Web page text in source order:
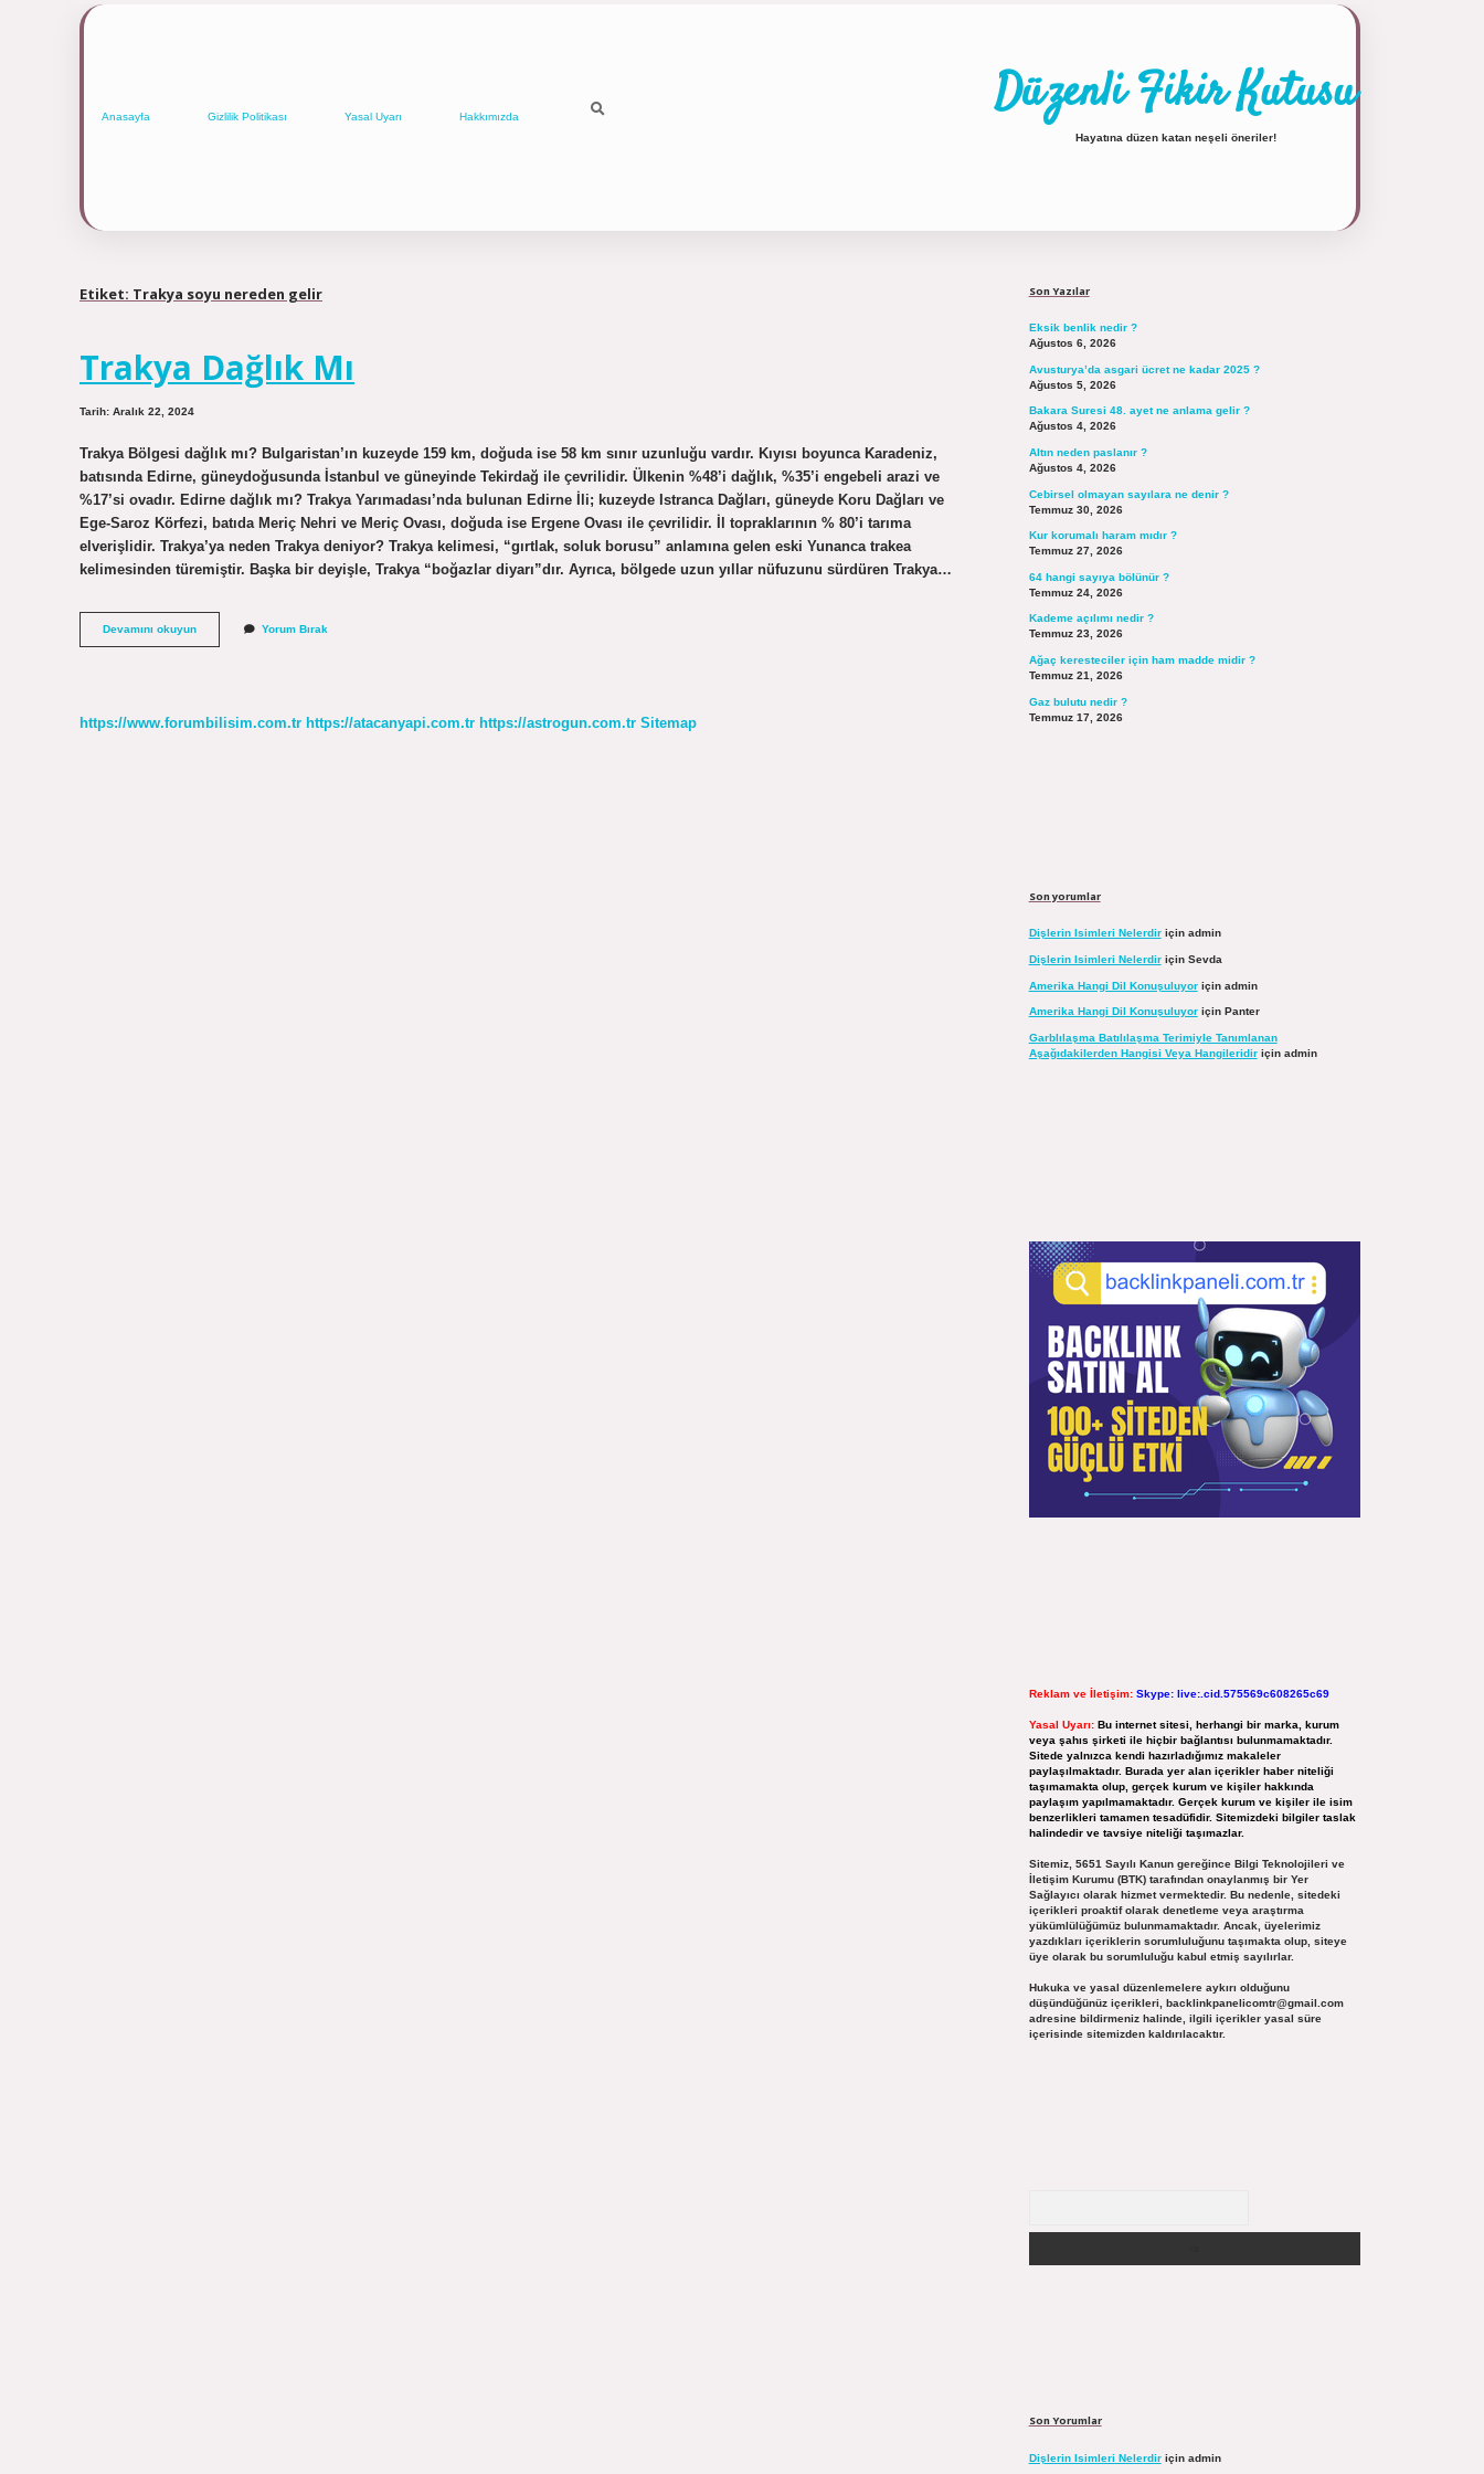
Anasayfa Gizlilik Politikası Yasal Uyarı Hakkımızda Düzenli Fikir Kutusu
Hayatına düzen katan neşeli öneriler!
Etiket: Trakya soyu nereden gelir
Trakya Dağlık Mı
Tarih: Aralık 22, 2024
Trakya Bölgesi dağlık mı? Bulgaristan’ın kuzeyde 159 km, doğuda ise 58 km sınır uzunluğu vardır. Kıyısı boyunca Karadeniz,
batısında Edirne, güneydoğusunda İstanbul ve güneyinde Tekirdağ ile çevrilidir. Ülkenin %48’i dağlık, %35’i engebeli arazi ve
%17’si ovadır. Edirne dağlık mı? Trakya Yarımadası’nda bulunan Edirne İli; kuzeyde Istranca Dağları, güneyde Koru Dağları ve
Ege-Saroz Körfezi, batıda Meriç Nehri ve Meriç Ovası, doğuda ise Ergene Ovası ile çevrilidir. İl topraklarının % 80’i tarıma
elverişlidir. Trakya’ya neden Trakya deniyor? Trakya kelimesi, “gırtlak, soluk borusu” anlamına gelen eski Yunanca trakea
kelimesinden türemiştir. Başka bir deyişle, Trakya “boğazlar diyarı”dır. Ayrıca, bölgede uzun yıllar nüfuzunu sürdüren Trakya…
Devamını okuyunTrakya
Dağlık
Yorum Bırak
https://www.forumbilisim.com.tr https://atacanyapi.com.tr https://astrogun.com.tr Sitemap
Son Yazılar
Eksik benlik nedir ?
Ağustos 6, 2026
Avusturya’da asgari ücret ne kadar 2025 ?
Ağustos 5, 2026
Bakara Suresi 48. ayet ne anlama gelir ?
Ağustos 4, 2026
Altın neden paslanır ?
Ağustos 4, 2026
Cebirsel olmayan sayılara ne denir ?
Temmuz 30, 2026
Kur korumalı haram mıdır ?
Temmuz 27, 2026
64 hangi sayıya bölünür ?
Temmuz 24, 2026
Kademe açılımı nedir ?
Temmuz 23, 2026
Ağaç keresteciler için ham madde midir ?
Temmuz 21, 2026
Gaz bulutu nedir ?
Temmuz 17, 2026
Son yorumlar
Dişlerin Isimleri Nelerdiriçin admin
Dişlerin Isimleri Nelerdiriçin Sevda
Amerika Hangi Dil Konuşuluyoriçin admin
Amerika Hangi Dil Konuşuluyoriçin Panter
Garblılaşma Batılılaşma Terimiyle Tanımlanan
Aşağıdakilerden Hangisi Veya Hangileridiriçin admin
Reklam ve İletişim: Skype: live:.cid.575569c608265c69
Yasal Uyarı: Bu internet sitesi, herhangi bir marka, kurum
veya şahıs şirketi ile hiçbir bağlantısı bulunmamaktadır.
Sitede yalnızca kendi hazırladığımız makaleler
paylaşılmaktadır. Burada yer alan içerikler haber niteliği
taşımamakta olup, gerçek kurum ve kişiler hakkında
paylaşım yapılmamaktadır. Gerçek kurum ve kişiler ile isim
benzerlikleri tamamen tesadüfidir. Sitemizdeki bilgiler taslak
halindedir ve tavsiye niteliği taşımazlar.
Sitemiz, 5651 Sayılı Kanun gereğince Bilgi Teknolojileri ve
İletişim Kurumu (BTK) tarafından onaylanmış bir Yer
Sağlayıcı olarak hizmet vermektedir. Bu nedenle, sitedeki
içerikleri proaktif olarak denetleme veya araştırma
yükümlülüğümüz bulunmamaktadır. Ancak, üyelerimiz
yazdıkları içeriklerin sorumluluğunu taşımakta olup, siteye
üye olarak bu sorumluluğu kabul etmiş sayılırlar.
Hukuka ve yasal düzenlemelere aykırı olduğunu
düşündüğünüz içerikleri, backlinkpanelicomtr@gmail.com
adresine bildirmeniz halinde, ilgili içerikler yasal süre
içerisinde sitemizden kaldırılacaktır.
Son Yorumlar
Dişlerin Isimleri Nelerdiriçin admin